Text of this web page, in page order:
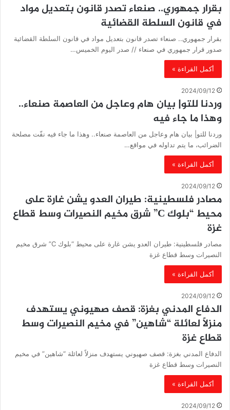
بقرار جمهوري.. صنعاء تصدر قانون بتعديل مواد
في قانون السلطة القضائية
بقرار جمهوري.. صنعاء تصدر قانون بتعديل مواد في قانون السلطة القضائية
صدور قرار جمهوري في صنعاء // صدر اليوم الخميس…
أكمل القراءة »
2024/09/12
وردنا للتو| بيان هام وعاجل من العاصمة صنعاء..
وهذا ما جاء فيه
وردنا للتو| بيان هام وعاجل من العاصمة صنعاء.. وهذا ما جاء فيه نفّت مصلحة
الضرائب، ما يتم تداوله في مواقع…
أكمل القراءة »
2024/09/12
مصادر فلسطينية: طيران العدو يشن غارة على
محيط “بلوك C” شرق مخيم النصيرات وسط قطاع
غزة
مصادر فلسطينية: طيران العدو يشن غارة على محيط “بلوك C” شرق مخيم
النصيرات وسط قطاع غزة
أكمل القراءة »
2024/09/12
الدفاع المدني بغزة: قصف صهيوني يستهدف
منزلاً لعائلة “شاهين” في مخيم النصيرات وسط
قطاع غزة
الدفاع المدني بغزة: قصف صهيوني يستهدف منزلاً لعائلة “شاهين” في مخيم
النصيرات وسط قطاع غزة
أكمل القراءة »
2024/09/12